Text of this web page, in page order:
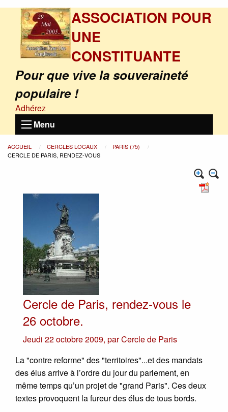
ASSOCIATION POUR
UNE
CONSTITUANTE
Pour que vive la souveraineté
populaire !
Adhérez
Menu
ACCUEIL CERCLES LOCAUX
PARIS (75)
CERCLE DE PARIS, RENDEZ-VOUS
Cercle de Paris, rendez-vous le
26 octobre.
Jeudi 22 octobre 2009, parCercle de Paris
La "contre reforme" des "territoires"...et des mandats
des élus arrive à l’ordre du jour du parlement, en
même temps qu’un projet de "grand Paris". Ces deux
textes provoquent la fureur des élus de tous bords.